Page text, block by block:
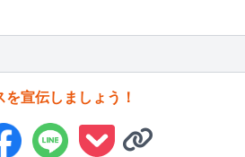
を宣伝しましょう！